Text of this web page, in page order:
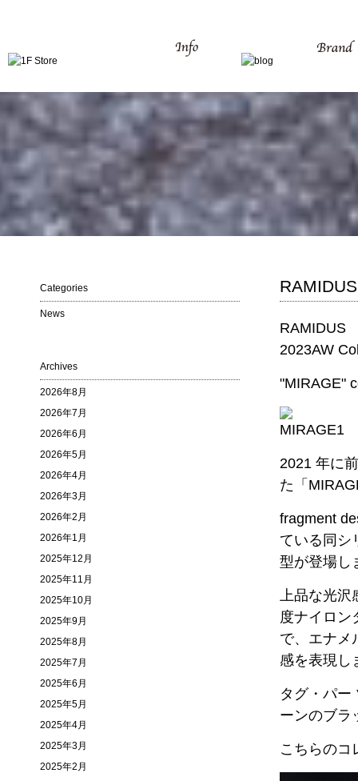
RAMIDUS
2023AW
"MIRAGE"
2021 年に
た「
fragment
ている同シ
型が登場し
上品な光沢
度ナイロン
で、エナメ
感を表現し
タグ・パー
ーンのブラ
こちらのコ
Categories
News
Archives
2026年8月
2026年7月
2026年6月
2026年5月
2026年4月
2026年3月
2026年2月
2026年1月
2025年12月
2025年11月
2025年10月
2025年9月
2025年8月
2025年7月
2025年6月
2025年5月
2025年4月
2025年3月
2025年2月